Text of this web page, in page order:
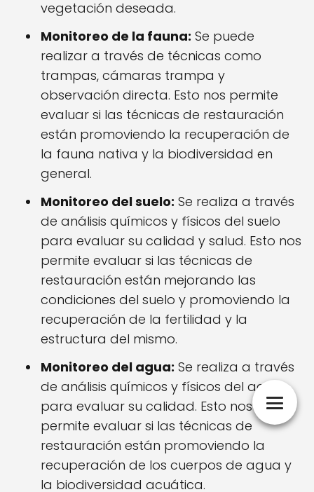
vegetación deseada.
Monitoreo de la fauna: Se puede
realizar a través de técnicas como
trampas, cámaras trampa y
observación directa. Esto nos permite
evaluar si las técnicas de restauración
están promoviendo la recuperación de
la fauna nativa y la biodiversidad en
general.
Monitoreo del suelo: Se realiza a través
de análisis químicos y físicos del suelo
para evaluar su calidad y salud. Esto nos
permite evaluar si las técnicas de
restauración están mejorando las
condiciones del suelo y promoviendo la
recuperación de la fertilidad y la
estructura del mismo.
Monitoreo del agua: Se realiza a través
de análisis químicos y físicos del agua
para evaluar su calidad. Esto nos
permite evaluar si las técnicas de
restauración están promoviendo la
recuperación de los cuerpos de agua y
la biodiversidad acuática.